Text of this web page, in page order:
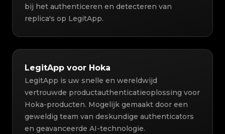
bij het authenticeren en detecteren van
replica's op LegitApp.
LegitApp voor Hoka
LegitApp is uw snelle en wereldwijd
vertrouwde productauthenticatieoplossing voor
Hoka-producten. Mogelijk gemaakt door een
geweldig team van deskundige authenticators
en geavanceerde AI-technologie.